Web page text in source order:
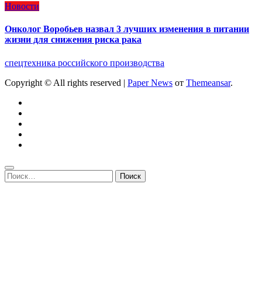
Новости
Онколог Воробьев назвал 3 лучших изменения в питании
жизни для снижения риска рака
спецтехника российского производства
Copyright © All rights reserved | Paper News от Themeansar.
Найти: